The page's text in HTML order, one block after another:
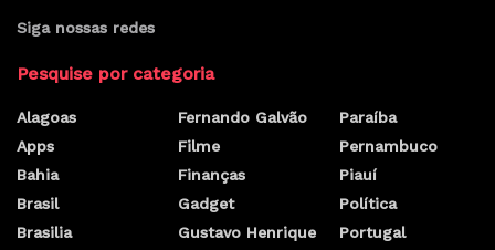
Siga nossas redes
Pesquise por categoria
Alagoas
Apps
Bahia
Brasil
Brasilia
Fernando Galvão
Filme
Finanças
Gadget
Gustavo Henrique
Paraíba
Pernambuco
Piauí
Política
Portugal